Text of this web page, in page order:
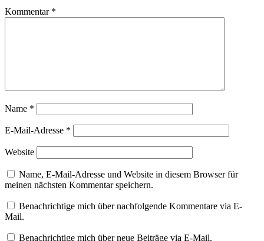
Kommentar *
Name *
E-Mail-Adresse *
Website
Name, E-Mail-Adresse und Website in diesem Browser für
meinen nächsten Kommentar speichern.
Benachrichtige mich über nachfolgende Kommentare via E-
Mail.
Benachrichtige mich über neue Beiträge via E-Mail.